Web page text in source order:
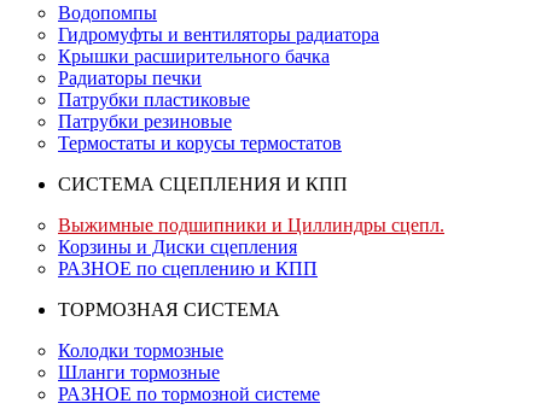
Водопомпы
Гидромуфты и вентиляторы радиатора
Крышки расширительного бачка
Радиаторы печки
Патрубки пластиковые
Патрубки резиновые
Термостаты и корусы термостатов
СИСТЕМА СЦЕПЛЕНИЯ И КПП
Выжимные подшипники и Циллиндры сцепл.
Корзины и Диски сцепления
РАЗНОЕ по сцеплению и КПП
ТОРМОЗНАЯ СИСТЕМА
Колодки тормозные
Шланги тормозные
РАЗНОЕ по тормозной системе